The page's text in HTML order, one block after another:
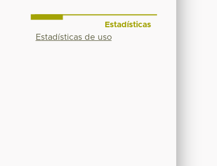
Estadísticas
Estadísticas de uso